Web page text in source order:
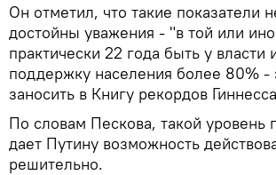
Он отметил, что такие показатели
достойны уважения - "в той или
практически 22 года быть у власти
поддержку населения более 80% -
заносить в Книгу рекордов
По словам Пескова, такой уровень
дает Путину возможность
решительно.